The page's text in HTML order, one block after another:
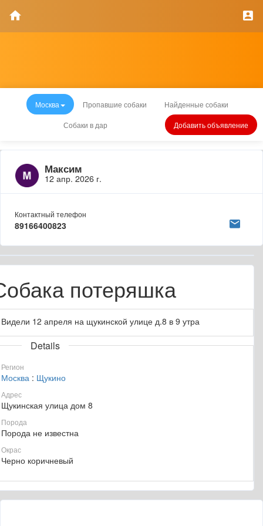
Москва Пропавшие собаки Найденные собаки
Собаки в дар Добавить объявление
Максим
12 апр. 2026 г.
Контактный телефон
89166400823
потеряшка
Видели 12 апреля на щукинской улице д.8 в 9 утра
Details
Регион
Москва : Щукино
Адрес
Щукинская улица дом 8
Порода
Порода не известна
Окрас
Черно коричневый